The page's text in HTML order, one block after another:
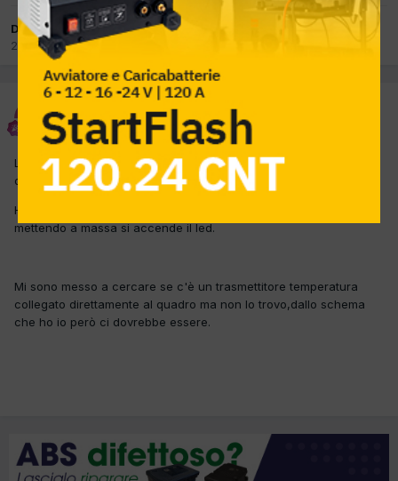
Da Sauro
20 Marzo 2012in
Inviato20 Marzo 2012
La spia temperatura acqua non si accende quando sono in key-
on (quindi non si accende mai in pratica).
Ho preso dal quadro strumenti il filo di riferimento della spia e
mettendo a massa si accende il led.
Mi sono messo a cercare se c'è un trasmettitore temperatura
collegato direttamente al quadro ma non lo trovo,dallo schema
che ho io però ci dovrebbe essere.